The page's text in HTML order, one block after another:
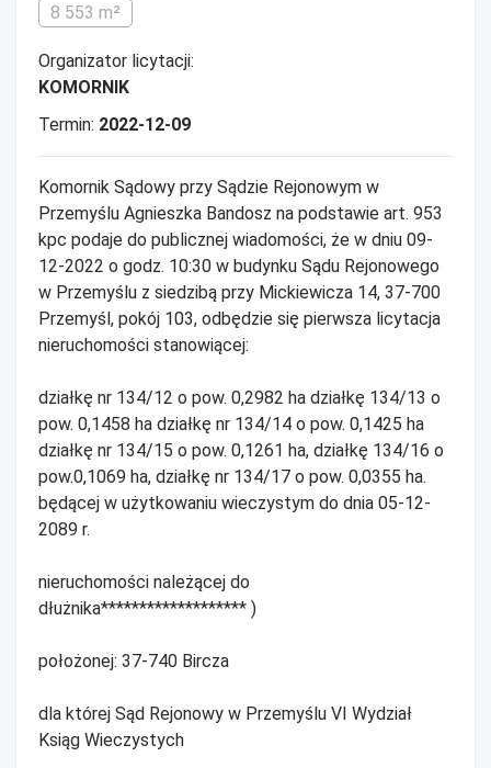
8 553 m²
Organizator licytacji:
KOMORNIK
Termin: 2022-12-09
Komornik Sądowy przy Sądzie Rejonowym w
Przemyślu Agnieszka Bandosz na podstawie art. 953
kpc podaje do publicznej wiadomości, że w dniu 09-
12-2022 o godz. 10:30 w budynku Sądu Rejonowego
w Przemyślu z siedzibą przy Mickiewicza 14, 37-700
Przemyśl, pokój 103, odbędzie się pierwsza licytacja
nieruchomości stanowiącej:
działkę nr 134/12 o pow. 0,2982 ha działkę 134/13 o
pow. 0,1458 ha działkę nr 134/14 o pow. 0,1425 ha
działkę nr 134/15 o pow. 0,1261 ha, działkę 134/16 o
pow.0,1069 ha, działkę nr 134/17 o pow. 0,0355 ha.
będącej w użytkowaniu wieczystym do dnia 05-12-
2089 r.
nieruchomości należącej do
dłużnika******************* )
położonej: 37-740 Bircza
dla której Sąd Rejonowy w Przemyślu VI Wydział
Ksiąg Wieczystych